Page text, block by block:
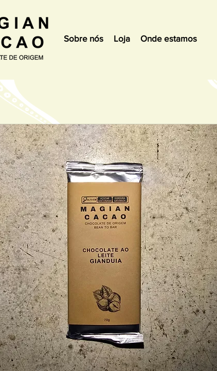
Sobre nós Loja Onde estamos